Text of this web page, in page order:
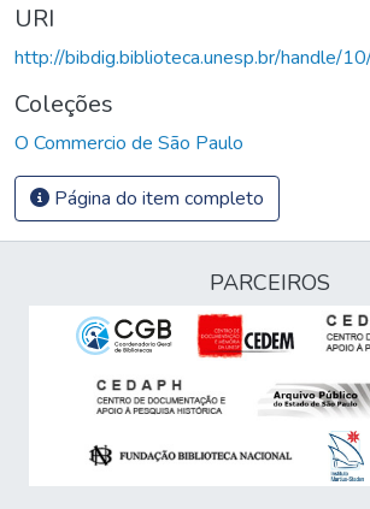
URI
http://bibdig.biblioteca.unesp.br/handle/
Coleções
O Commercio de São Paulo
Página do item completo
PARCEIROS